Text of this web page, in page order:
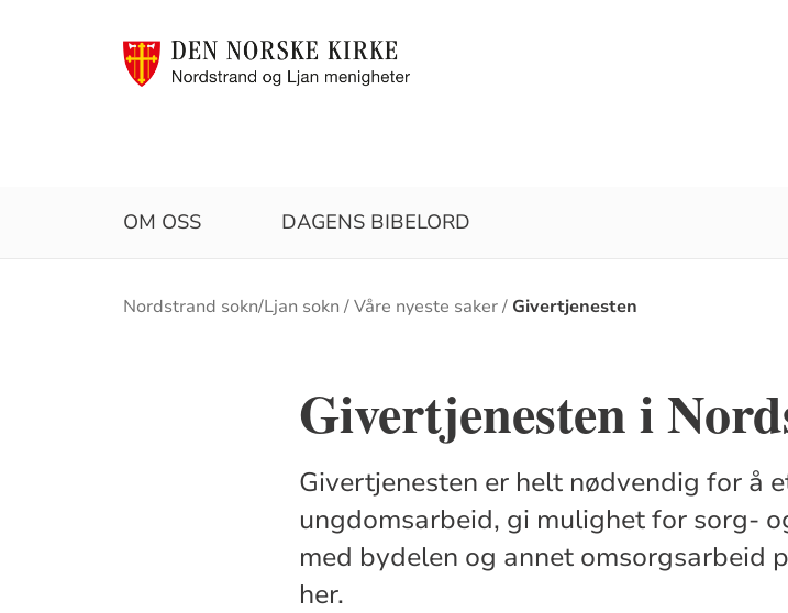
OM OSS DAGENS BIBELORD
Brødsmulesti
Nordstrand sokn/Ljan sokn Våre nyeste saker Givertjenesten
Givertjenesten i
Givertjenesten er helt nødvendig for å
ungdomsarbeid, gi mulighet for sorg-
med bydelen og annet omsorgsarbeid
her.